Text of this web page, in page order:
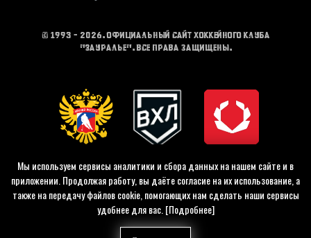
Мы используем сервисы аналитики и сбора данных на нашем сайте и в
приложении. Продолжая работу, вы даёте согласие на их использование, а
также на передачу файлов cookie, помогающих нам сделать наши сервисы
удобнее для вас.[Подробнее]
© 1993 - 2026. Официальный сайт хоккейного клуба
"Зауралье". Все права защищены.